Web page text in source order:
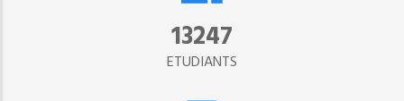
15302
ETUDIANTS